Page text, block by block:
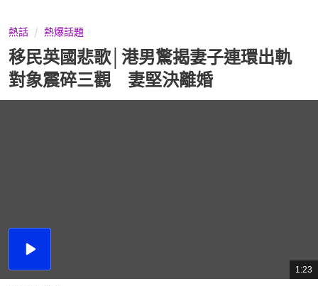
熱話 熱爆話題
移民英國悲歌│港男驚揭妻子連環出軌
對象震碎三觀 妻堅決離婚
播
總
共
1:23